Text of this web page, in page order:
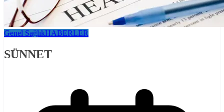
Genel SağlıkHABERLER
SÜNNET